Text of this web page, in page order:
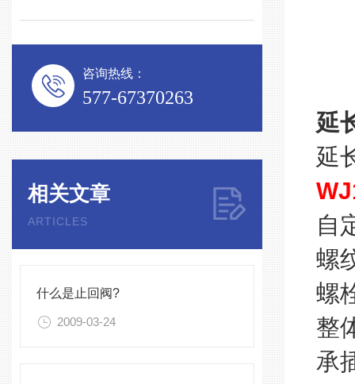
咨询热线：
577-67370263
相关文章
ARTICLES
什么是止回阀?
2009-03-24
延
延
自
螺
螺
整
承